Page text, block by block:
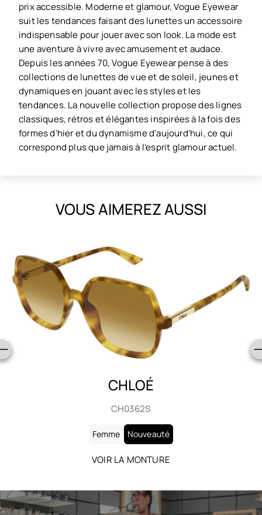
prix accessible. Moderne et glamour, Vogue Eyewear
suit les tendances faisant des lunettes un accessoire
indispensable pour jouer avec son look. La mode est
une aventure à vivre avec amusement et audace.
Depuis les années 70, Vogue Eyewear pense à des
collections de lunettes de vue et de soleil, jeunes et
dynamiques en jouant avec les styles et les
tendances. La nouvelle collection propose des lignes
classiques, rétros et élégantes inspirées à la fois des
formes d’hier et du dynamisme d’aujourd’hui, ce qui
correspond plus que jamais à l’esprit glamour actuel.
VOUS AIMEREZ AUSSI
Femme
VOIR LA MONTURE